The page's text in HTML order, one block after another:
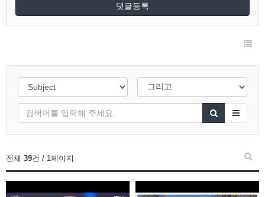
댓글등록
전체 39건 / 1페이지